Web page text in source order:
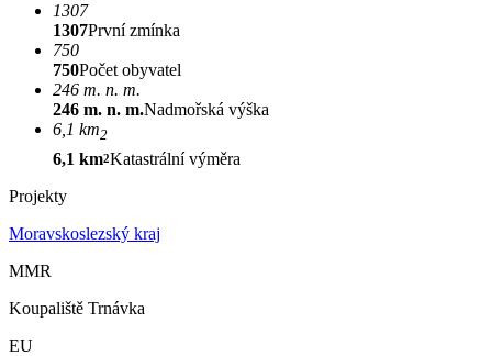
1307
1307První zmínka
750
750Počet obyvatel
246 m. n. m.
246 m. n. m.Nadmořská výška
6,1 km2
6,1 km2Katastrální výměra
Projekty
Moravskoslezský kraj
MMR
Koupaliště Trnávka
EU